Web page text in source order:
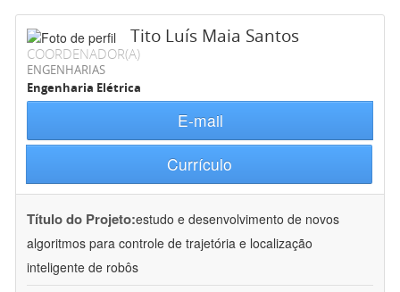
Tito Luís Maia Santos
COORDENADOR(A)
ENGENHARIAS
Engenharia Elétrica
E-mail
Currículo
Título do Projeto:estudo e desenvolvimento de novos
algoritmos para controle de trajetória e localização
inteligente de robôs